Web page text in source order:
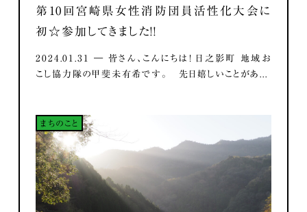
第10回宮崎県女性消防団員活性化大会に
初☆参加してきました！！
2024.01.31 ― 皆さん、こんにちは！ 日之影町 地域お
こし協力隊の甲斐未有希です。 先日嬉しいことがあ...
まちのこと